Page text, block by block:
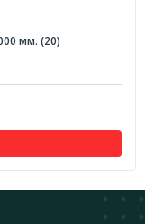
мм. (20)